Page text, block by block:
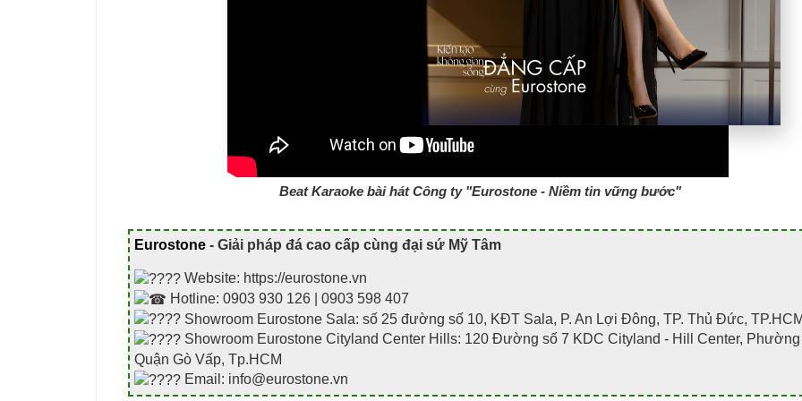
Beat Karaoke bài hát Công ty "Eurostone - Niềm tin vững bước"
Eurostone - Giải pháp đá cao cấp cùng đại sứ Mỹ Tâm
Website: https://eurostone.vn
Hotline: 0903 930 126 | 0903 598 407
Showroom Eurostone Sala: số 25 đường số 10, KĐT Sala, P. An Lợi Đông, TP. Thủ Đức,
Showroom Eurostone Cityland Center Hills: 120 Đường số 7 KDC Cityland - Hill Center, Phường
Quận Gò Vấp, Tp.HCM
Email: info@eurostone.vn